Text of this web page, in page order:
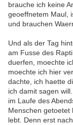
brauche ich keine
geoeffnetem Maul,
und brauchen
Und als der Tag
am Fusse des
duerfen, moechte
moechte ich hier
dachte, ich haette
ich damit sagen
im Laufe des
Menschen getoetet
lebt. Denn erst